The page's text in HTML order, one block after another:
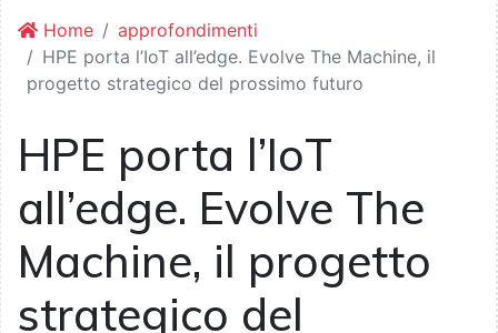
Home
approfondimenti
HPE porta l’IoT all’edge. Evolve The Machine, il
progetto strategico del prossimo futuro
HPE porta l’IoT
all’edge. Evolve The
Machine, il progetto
strategico del